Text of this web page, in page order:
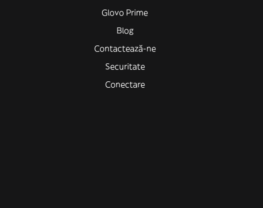
Glovo Prime
Blog
Contactează-ne
Securitate
Conectare